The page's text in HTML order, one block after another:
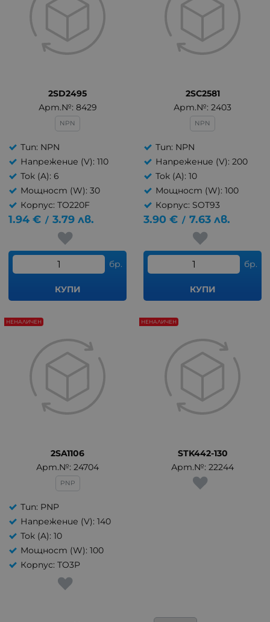
2SD2495
Арт.№: 8429
NPN
Тип: NPN
Напрежение (V): 110
Ток (A): 6
Мощност (W): 30
Корпус: TO220F
1.94 € / 3.79 лв.
бр.
КУПИ
2SC2581
Арт.№: 2403
NPN
Тип: NPN
Напрежение (V): 200
Ток (A): 10
Мощност (W): 100
Корпус: SOT93
3.90 € / 7.63 лв.
бр.
КУПИ
2SA1106
Арт.№: 24704
PNP
Тип: PNP
Напрежение (V): 140
Ток (A): 10
Мощност (W): 100
Корпус: TO3P
НЕНАЛИЧЕН
STK442-130
Арт.№: 22244
НЕНАЛИЧЕН